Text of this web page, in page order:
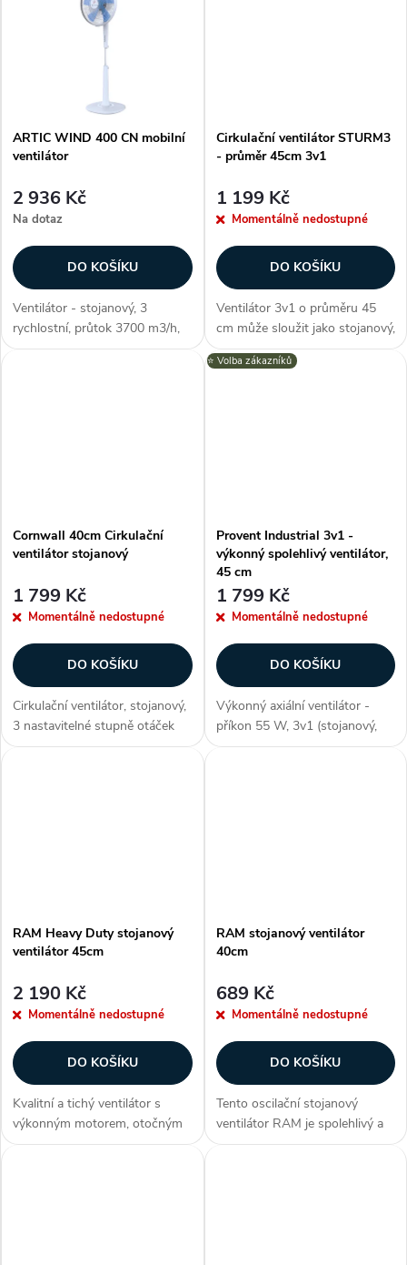
ů
provoz, konstrukce...
ARTIC WIND 400 CN mobilní
ventilátor
2 936 Kč
Na dotaz
DO KOŠÍKU
Ventilátor - stojanový, 3
rychlostní, průtok 3700 m3/h,
nastavitelná poloha, příkon 55
Cirkulační ventilátor STURM3
- průměr 45cm 3v1
1 199 Kč
Momentálně nedostupné
DO KOŠÍKU
Ventilátor 3v1 o průměru 45
cm může sloužit jako stojanový,
podlahový i nástěnný ventilátor,
3 rychlosti, otočný Zákazníci
Cornwall 40cm Cirkulační
ventilátor stojanový
1 799 Kč
Momentálně nedostupné
DO KOŠÍKU
Cirkulační ventilátor, stojanový,
3 nastavitelné stupně otáček
(nízká, střední a vysoká).
⭐️ Volba zákazníků
Provent Industrial 3v1 -
výkonný spolehlivý ventilátor,
45 cm
1 799 Kč
Momentálně nedostupné
DO KOŠÍKU
Výkonný axiální ventilátor -
příkon 55 W, 3v1 (stojanový,
podlahový, nástěnný ventilátor),
RAM Heavy Duty stojanový
ventilátor 45cm
2 190 Kč
Momentálně nedostupné
DO KOŠÍKU
Kvalitní a tichý ventilátor s
výkonným motorem, otočným
mechanizmem a stavitelným
RAM stojanový ventilátor
40cm
689 Kč
Momentálně nedostupné
DO KOŠÍKU
Tento oscilační stojanový
ventilátor RAM je spolehlivý a
tichý, má 3 rychlosti. Základna